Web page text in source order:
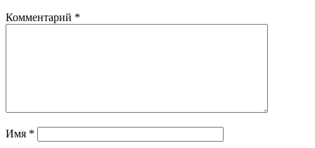
Комментарий *
Имя *